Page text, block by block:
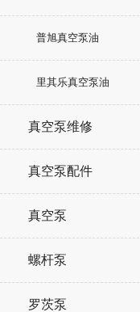
普旭真空泵油
里其乐真空泵油
真空泵维修
真空泵配件
真空泵
螺杆泵
罗茨泵